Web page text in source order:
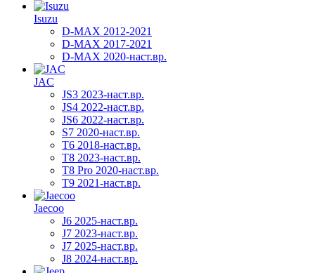
Isuzu
D-MAX 2012-2021
D-MAX 2017-2021
D-MAX 2020-наст.вр.
JAC
JS3 2023-наст.вр.
JS4 2022-наст.вр.
JS6 2022-наст.вр.
S7 2020-наст.вр.
T6 2018-наст.вр.
T8 2023-наст.вр.
T8 Pro 2020-наст.вр.
T9 2021-наст.вр.
Jaecoo
J6 2025-наст.вр.
J7 2023-наст.вр.
J7 2025-наст.вр.
J8 2024-наст.вр.